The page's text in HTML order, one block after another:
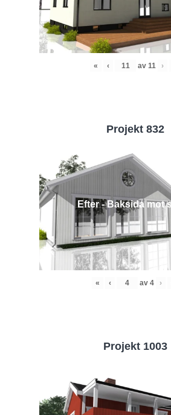
« ‹ av 11 ›
Projekt 832
Efter - Baksida mot
« ‹ av 4 ›
Projekt 1003